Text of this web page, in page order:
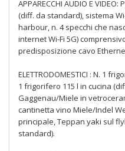
APPARECCHI AUDIO E
(diff. da standard), sistema
harbour, n. 4 specchi che
internet Wi-Fi 5G)
predisposizione cavo
ELETTRODOMESTICI : N. 1
1 frigorifero 115 l in cucina
Gaggenau/Miele in
cantinetta vino Miele/Indel
principale, Teppan yaki sul
standard).